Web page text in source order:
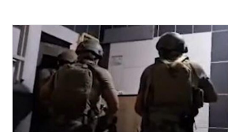
Yolcu otobüsü şarampole devrildi. 40
25.07.2026 11:44